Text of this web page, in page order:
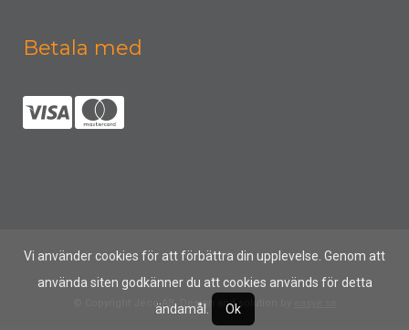
Vi använder cookies för att förbättra din upplevelse. Genom att
använda siten godkänner du att cookies används för detta
ändamål.
Ok
Betala med
© Copyright Jeco AB, Design and solution by